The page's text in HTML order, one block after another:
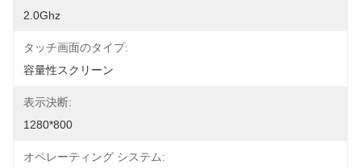
2.0Ghz
タッチ画面のタイプ:
容量性スクリーン
表示決断:
1280*800
オペレーティング システム: